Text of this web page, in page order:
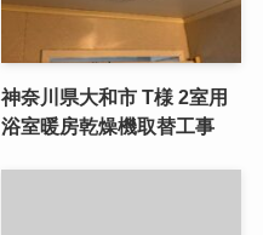
神奈川県大和市 T様 2室用
浴室暖房乾燥機取替工事